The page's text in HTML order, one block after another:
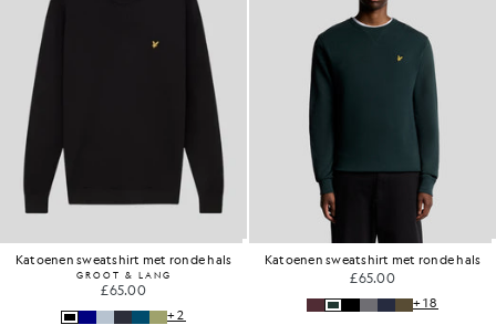
Katoenen sweatshirt met ronde hals
GROOT & LANG
£65.00
+2
Katoenen sweatshirt met ronde hals
£65.00
+18